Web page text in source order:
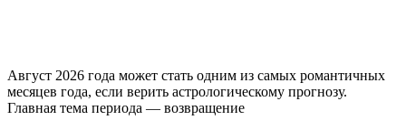
Август 2026 года может стать одним из самых романтичных
месяцев года, если верить астрологическому прогнозу.
Главная тема периода — возвращение